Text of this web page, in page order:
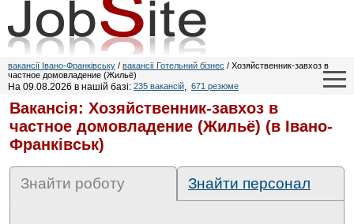
вакансії Івано-Франківську / вакансії Готельний бізнес / Хозяйственник-завхоз в
частное домовладение (Жильё)
На 09.08.2026 в нашій базі: 235 вакансій, 671 резюме
Вакансія: Хозяйственник-завхоз в
частное домовладение (Жильё) (в Івано-
Франківськ)
Знайти роботу Знайти персонал